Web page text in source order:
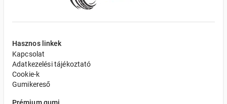
Hasznos linkek
Kapcsolat
Adatkezelési tájékoztató
Cookie-k
Gumikereső